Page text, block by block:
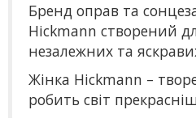
Бренд оправ та
Hickmann створений
незалежних та
Жінка Hickmann –
робить світ